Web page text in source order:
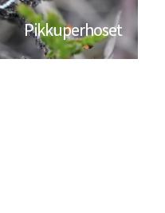
Pikkuperhoset